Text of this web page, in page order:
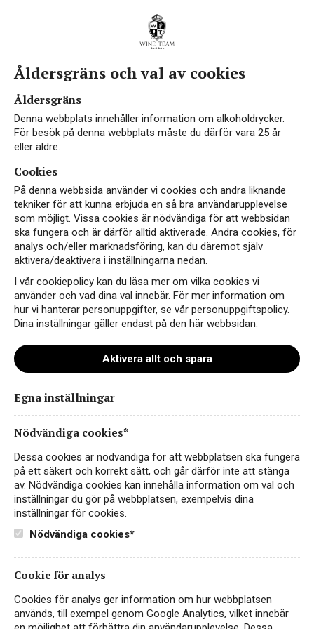
elin-blomquist-wine-team-farg
Instagram
Facebook
Åldersgräns och val av cookies
Åldersgräns
Denna webbplats innehåller information om alkoholdrycker.
För besök på denna webbplats måste du därför vara 25 år
eller äldre.
Cookies
På denna webbsida använder vi cookies och andra liknande
tekniker för att kunna erbjuda en så bra användarupplevelse
som möjligt. Vissa cookies är nödvändiga för att webbsidan
ska fungera och är därför alltid aktiverade. Andra cookies, för
analys och/eller marknadsföring, kan du däremot själv
aktivera/deaktivera i inställningarna nedan.
I vår cookiepolicy kan du läsa mer om vilka cookies vi
använder och vad dina val innebär. För mer information om
hur vi hanterar personuppgifter, se vår personuppgiftspolicy.
Dina inställningar gäller endast på den här webbsidan.
Aktivera allt och spara
Egna inställningar
Nödvändiga cookies*
Dessa cookies är nödvändiga för att webbplatsen ska fungera
på ett säkert och korrekt sätt, och går därför inte att stänga
av. Nödvändiga cookies kan innehålla information om val och
inställningar du gör på webbplatsen, exempelvis dina
inställningar för cookies.
Nödvändiga cookies*
Cookie för analys
Cookies för analys ger information om hur webbplatsen
används, till exempel genom Google Analytics, vilket innebär